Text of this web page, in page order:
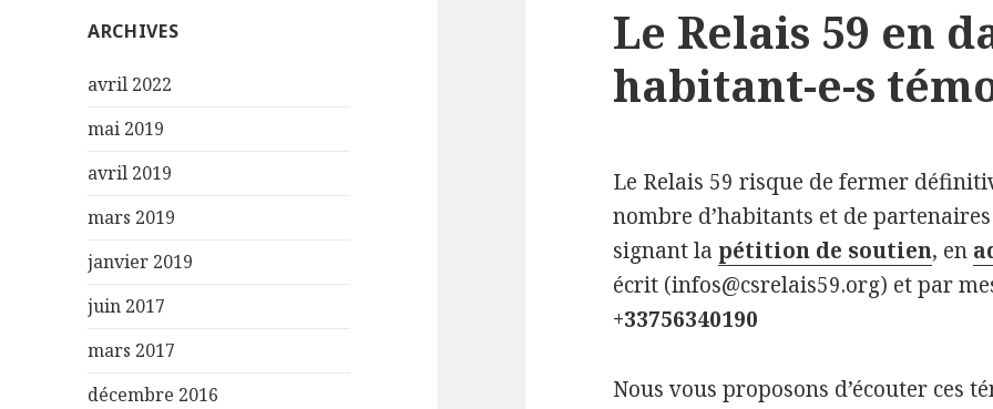
ARCHIVES
avril 2022
mai 2019
avril 2019
mars 2019
janvier 2019
juin 2017
mars 2017
décembre 2016
Le Relais 59 en
habitant-e-s
Le Relais 59 risque de fermer
nombre d’habitants et de
signant la pétition de soutien, en
écrit (infos@csrelais59.org) et par
+33756340190
Nous vous proposons d’écouter ces